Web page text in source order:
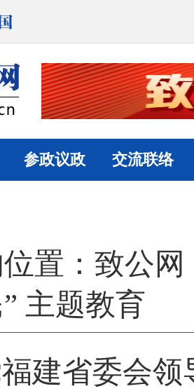
参政议政 交流联络
置：致公
主题教育
建省委会